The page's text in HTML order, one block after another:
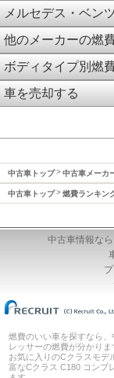
メルセデス・ベン
他のメーカーの燃
ボディタイプ別燃
車を売却する
中古車トップ 中古車メーカ
中古車トップ 燃費ランキン
中古車情報な
燃費のいい車を探すなら
レッサーの燃費が分かりま
お気に入りのCクラスモデ
富なCクラス C180 コンプ